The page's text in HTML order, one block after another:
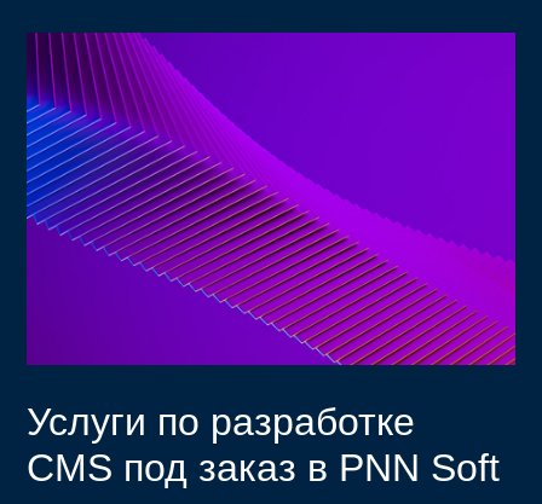
Услуги по разработке
CMS под заказ в PNN Soft